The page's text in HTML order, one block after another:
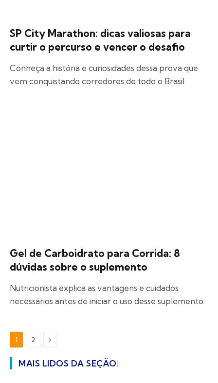
SP City Marathon: dicas valiosas para
curtir o percurso e vencer o desafio
Conheça a história e curiosidades dessa prova que
vem conquistando corredores de todo o Brasil.
Gel de Carboidrato para Corrida: 8
dúvidas sobre o suplemento
Nutricionista explica as vantagens e cuidados
necessários antes de iniciar o uso desse suplemento.
1 2 Next
MAIS LIDOS DA SEÇÃO!